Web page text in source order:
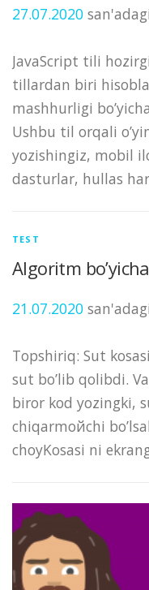
27.07.2020 san'adagi
JavaScript tili
tillardan biri
mashhurligi
Ushbu til orqali
yozishingiz, mobil
dasturlar, hullas
TEST
Algoritm
21.07.2020 san'adagi
Topshiriq: Sut
sut bo’lib qolibdi.
biror kod yozingki,
chiqarmoйchi
choyKosasi ni